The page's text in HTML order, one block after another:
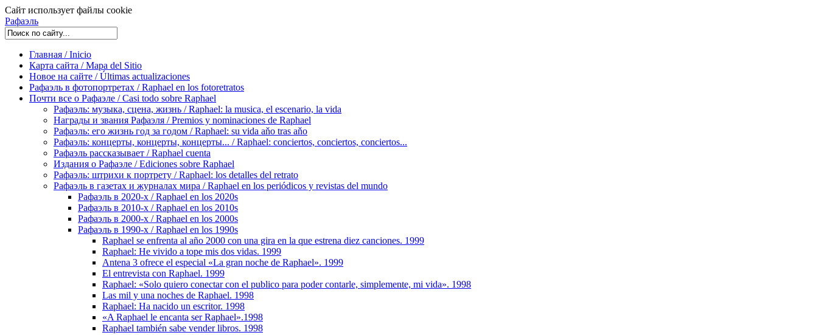
Сайт использует файлы cookie
Рафаэль
Главная / Inicio
Карта сайта / Mapa del Sitio
Новое на сайте / Últimas actualizaciones
Рафаэль в фотопортретах / Raphael en los fotoretratos
Почти все о Рафаэле / Casi todo sobre Raphael
Рафаэль: музыка, сцена, жизнь / Raphael: la musica, el escenario, la vida
Награды и звания Рафаэля / Premios y nominaciones de Raphael
Рафаэль: его жизнь год за годом / Raphael: su vida aňo tras aňo
Рафаэль: концерты, концерты, концерты... / Raphael: conciertos, сonciertos, сonciertos...
Рафаэль рассказывает / Raphael cuenta
Издания о Рафаэле / Ediciones sobre Raphael
Рафаэль: штрихи к портрету / Raphael: los detalles del retrato
Рафаэль в газетах и журналах мира / Raphael en los periódicos y revistas del mundo
Рафаэль в 2020-х / Raphael en los 2020s
Рафаэль в 2010-х / Raphael en los 2010s
Рафаэль в 2000-х / Raphael en los 2000s
Рафаэль в 1990-х / Raphael en los 1990s
Raphael se enfrenta al año 2000 con una gira en la que estrena diez canciones. 1999
Raphael: He vivido a tope mis dos vidas. 1999
Antena 3 ofrece el especial «La gran noche de Raphael». 1999
El entrevista con Raphael. 1999
Raphael: «Solo quiero conectar con el publico para poder contarle, simplemente, mi vida». 1998
Las mil y una noches de Raphael. 1998
Raphael: Ha nacido un escritor. 1998
«A Raphael le encanta ser Raphael».1998
Raphael también sabe vender libros. 1998